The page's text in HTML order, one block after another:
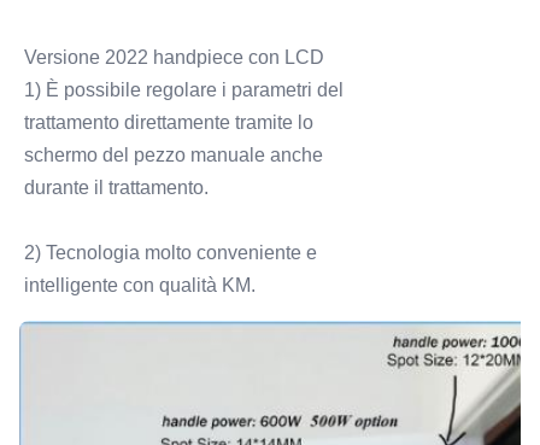
Versione 2022 handpiece con LCD
1) È possibile regolare i parametri del
trattamento direttamente tramite lo
schermo del pezzo manuale anche
durante il trattamento.
2) Tecnologia molto conveniente e
intelligente con qualità KM.